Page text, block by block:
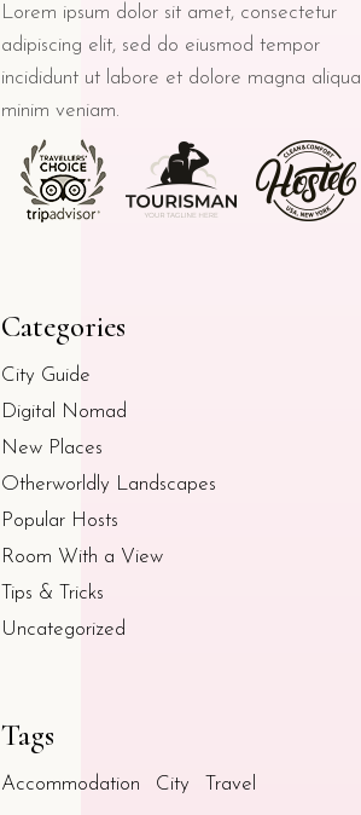
Lorem ipsum dolor sit amet, consectetur
adipiscing elit, sed do eiusmod tempor
incididunt ut labore et dolore magna aliqua
minim veniam.
Categories
City Guide
Digital Nomad
New Places
Otherworldly Landscapes
Popular Hosts
Room With a View
Tips & Tricks
Uncategorized
Tags
Accommodation City Travel